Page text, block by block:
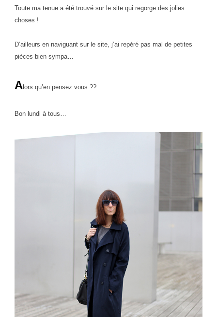
Toute ma tenue a été trouvé sur le site qui regorge des jolies
choses !
D’ailleurs en naviguant sur le site, j’ai repéré pas mal de petites
pièces bien sympa…
A lors qu’en pensez vous ??
Bon lundi à tous…